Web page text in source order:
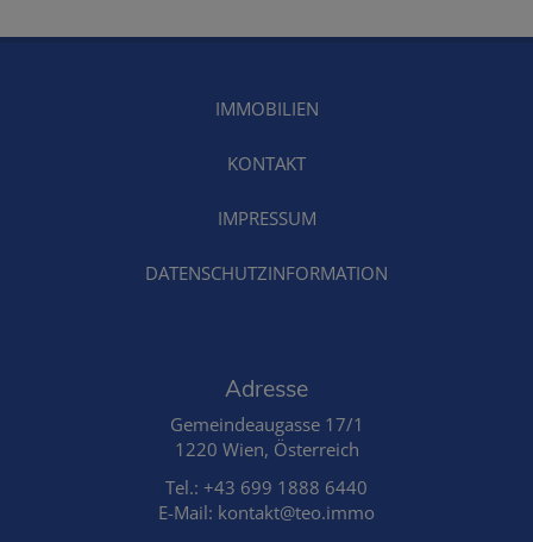
IMMOBILIEN
KONTAKT
IMPRESSUM
DATENSCHUTZINFORMATION
Adresse
Gemeindeaugasse 17/1
1220 Wien, Österreich
Tel.: +43 699 1888 6440
E-Mail: kontakt@teo.immo